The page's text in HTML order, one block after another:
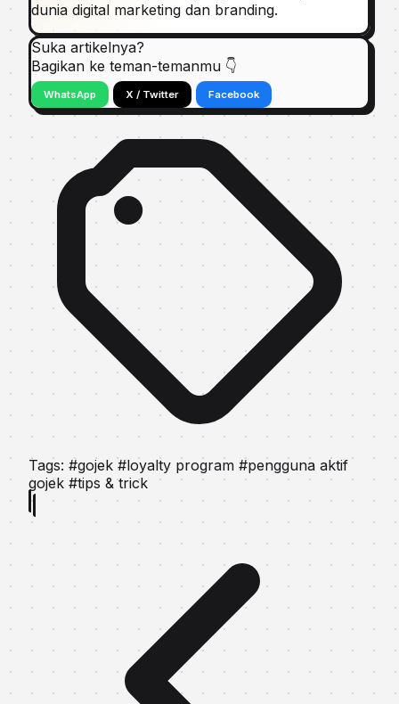
dunia digital marketing dan branding.
Suka artikelnya?
Bagikan ke teman-temanmu 👇
WhatsApp X / Twitter Facebook
Tags: #gojek#loyalty program #pengguna aktif
gojek #tips & trick